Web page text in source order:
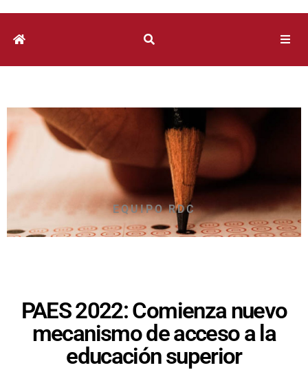
EQUIPO RDC
PAES 2022: Comienza nuevo
mecanismo de acceso a la
educación superior